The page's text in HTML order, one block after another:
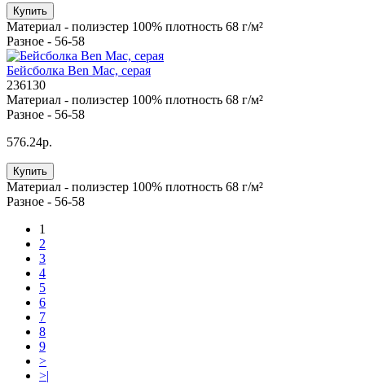
Купить
Материал - полиэстер 100% плотность 68 г/м²
Разное - 56-58
Бейсболка Ben Mac, серая
236130
Материал - полиэстер 100% плотность 68 г/м²
Разное - 56-58
576.24р.
Купить
Материал - полиэстер 100% плотность 68 г/м²
Разное - 56-58
1
2
3
4
5
6
7
8
9
>
>|